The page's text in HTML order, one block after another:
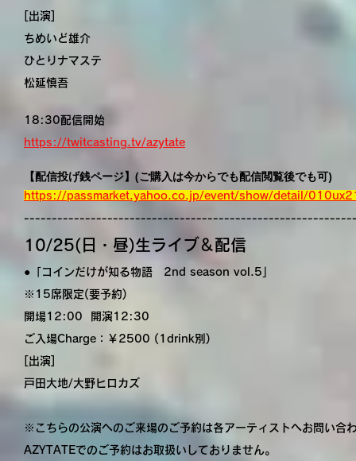
[出演]
ちめいど雄介
ひとりナマステ
松延慎吾
18:30配信開始
https://twitcasting.tv/azytate
【配信投げ銭ページ】(ご購入は今からでも配信閲覧後でも可)
https://passmarket.yahoo.co.jp/event/show/detail/
10/25(日・昼)生ライブ＆配信
●「コインだけが知る物語 2nd season vol.5」
※15席限定(要予約)
開場12:00 開演12:30
ご入場Charge：￥2500 (1drink別)
[出演]
戸田大地/大野ヒロカズ
※こちらの公演へのご来場のご予約は各アーティストへお問い合
AZYTATEでのご予約はお取扱いしておりません。